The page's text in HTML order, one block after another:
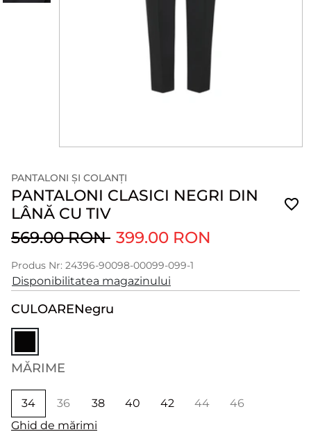
PANTALONI ȘI COLANȚI
PANTALONI CLASICI NEGRI DIN
LÂNĂ CU TIV
569.00 RON 399.00 RON
Produs Nr: 24396-90098-00099-099-1
Disponibilitatea magazinului
CULOARENegru
MĂRIME
34 36 38 40 42 44
46
Ghid de mărimi